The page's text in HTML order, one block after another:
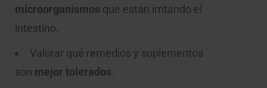
microorganismos que están irritando el
intestino.
Valorar qué remedios y suplementos
son mejor tolerados.